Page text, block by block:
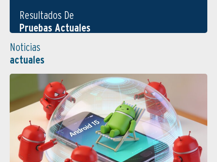
Resultados De
Pruebas Actuales
Noticias
actuales